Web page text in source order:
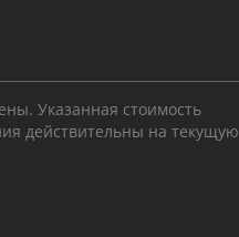
Указанная стоимость
действительны на текущую